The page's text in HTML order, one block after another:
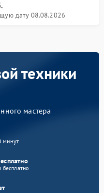
дату 08.08.2026
техники
мастера
минут